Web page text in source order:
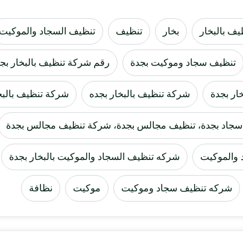
بالبخار بخار تنظيف تنظيف السجاد والموكيت
تنظيف سجاد وموكيت بجدة رقم شركة تنظيف بالبخار
بجدة شركة تنظيف بالبخار بجده شركة تنظيف
سجاد بجدة، تنظيف مجالس بجدة، شركة تنظيف مجالس بجدة
والموكيت شركه تنظيف السجاد والموكيت بالبخار بجدة
شركه تنظيف سجاد وموكيت موكيت نظافة